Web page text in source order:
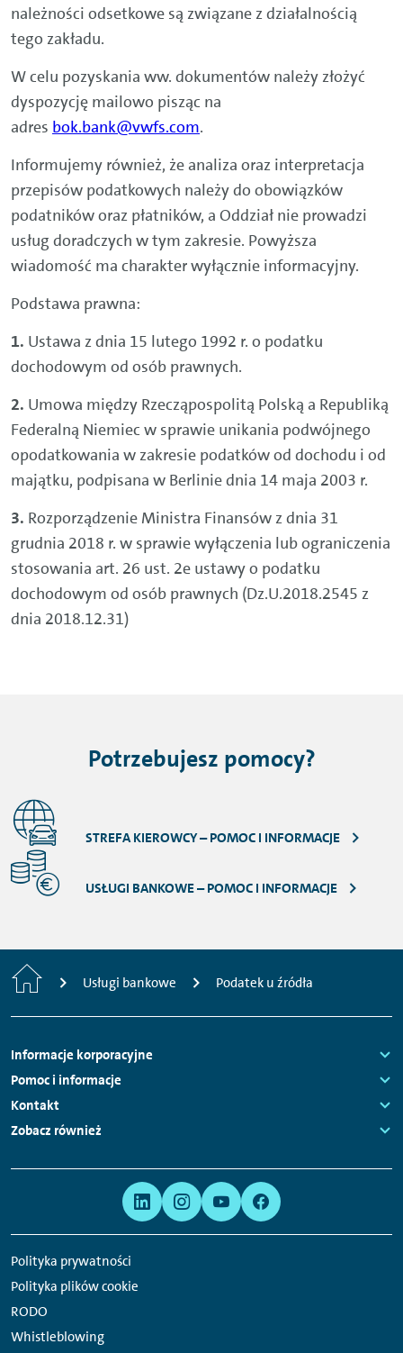
należności odsetkowe są związane z działalnością
tego zakładu.
W celu pozyskania ww. dokumentów należy złożyć
dyspozycję mailowo pisząc na
adres bok.bank@vwfs.com.
Informujemy również, że analiza oraz interpretacja
przepisów podatkowych należy do obowiązków
podatników oraz płatników, a Oddział nie prowadzi
usług doradczych w tym zakresie. Powyższa
wiadomość ma charakter wyłącznie informacyjny.
Podstawa prawna:
Ustawa z dnia 15 lutego 1992 r. o podatku
dochodowym od osób prawnych.
Umowa między Rzecząpospolitą Polską a Republiką
Federalną Niemiec w sprawie unikania podwójnego
opodatkowania w zakresie podatków od dochodu i od
majątku, podpisana w Berlinie dnia 14 maja 2003 r.
Rozporządzenie Ministra Finansów z dnia 31
grudnia 2018 r. w sprawie wyłączenia lub ograniczenia
stosowania art. 26 ust. 2e ustawy o podatku
dochodowym od osób prawnych (Dz.U.2018.2545 z
dnia 2018.12.31)
Potrzebujesz pomocy?
STREFA KIEROWCY – POMOC I INFORMACJE
USŁUGI BANKOWE – POMOC I INFORMACJE
Strona Usługi bankowe Podatek u źródła
Nawigacja
stopki
Informacje korporacyjne
Links:
Pomoc i informacje
Links:
Kontakt
Links:
Zobacz również
Polityka prywatności
Polityka plików cookie
RODO
Whistleblowing
serwisów
społecznościowych